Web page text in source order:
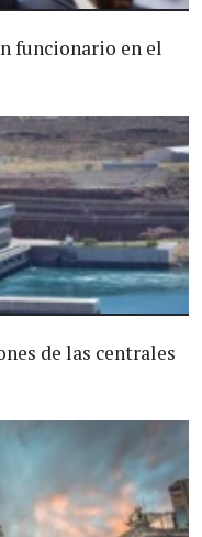
funcionario en el
de las centrales